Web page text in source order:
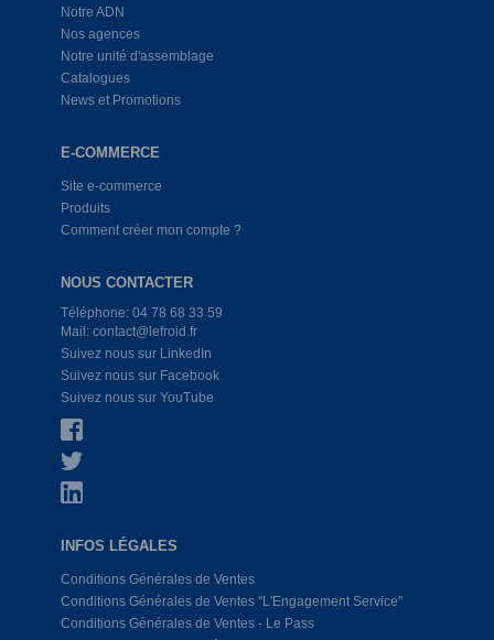
Notre ADN
Nos agences
Notre unité d'assemblage
Catalogues
News et Promotions
E-COMMERCE
Site e-commerce
Produits
Comment créer mon compte ?
NOUS CONTACTER
Téléphone: 04 78 68 33 59
Mail: contact@lefroid.fr
Suivez nous sur LinkedIn
Suivez nous sur Facebook
Suivez nous sur YouTube
INFOS LÉGALES
Conditions Générales de Ventes
Conditions Générales de Ventes ''L'Engagement Service''
Conditions Générales de Ventes - Le Pass